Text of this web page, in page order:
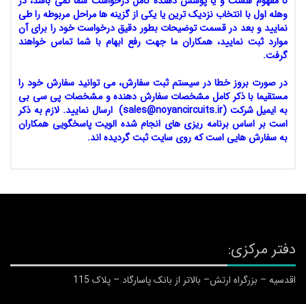
وهله اول با انتخاب نزدیک ترین یا یکی از گزینه ها مراحل مربوطه را طی
نمایید و بعد در قسمت توضیحات بطور دقیق درخواست خود را برای آن
موارد ثبت نمایید، همکاران ما جهت رفع ابهام با شما تماس خواهند
گرفت.
در صورت بروز خطا در سیستم ثبت سفارش، می توانید سفارش خود را
مستقیما با ذکر کامل مشخصات سفارش دهنده و مشخصات پی سی بی
به ایمیل شرکت (sales@noyancircuits.ir) ارسال نمایید. لازم به ذکر
است بر اساس برنامه ریزی های انجام شده الویت پاسخگویی همکاران
به سفارش هایی است که روی سایت ثبت گردیده اند.
دفتر مرکزی:
اقدسیه – بزرگراه ارتش– بالاتر از بانک پاسارگاد – پلاک 115